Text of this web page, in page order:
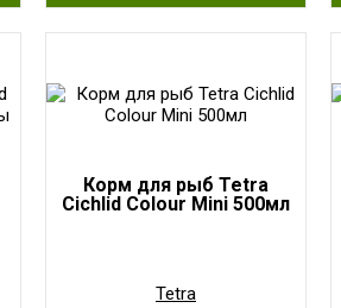
Корм для рыб Tetra
Cichlid Colour Mini 500мл
Tetra